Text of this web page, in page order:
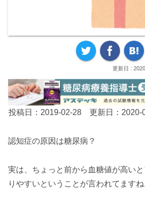
投稿日：2019-02-28 更新日：2020-
認知症の原因は糖尿病？
実は、ちょっと前から血糖値が高い
りやすいということが言われてますね